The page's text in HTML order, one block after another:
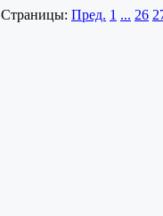
Страницы: Пред. 1 ... 26